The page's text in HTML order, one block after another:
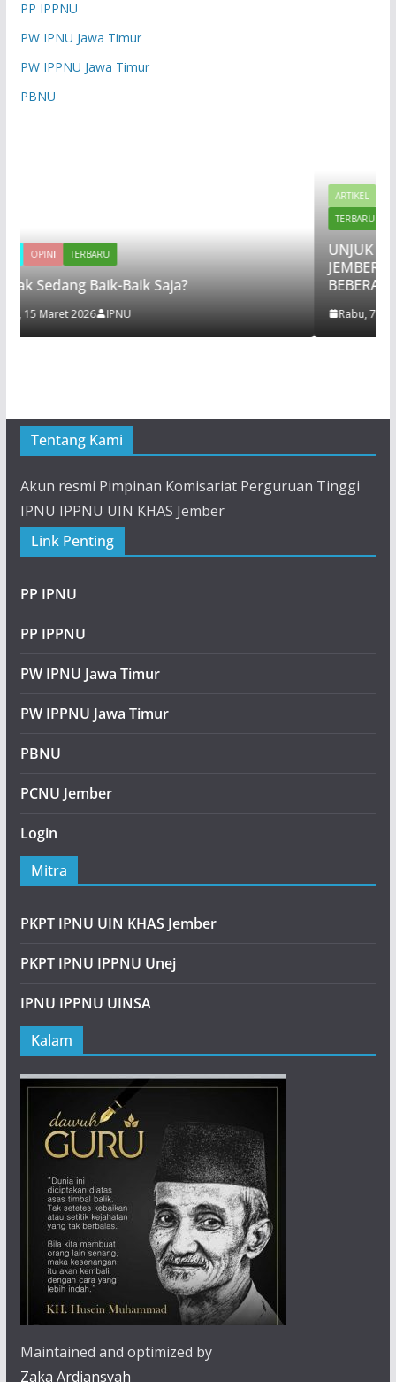
PP IPPNU
PW IPNU Jawa Timur
PW IPPNU Jawa Timur
PBNU
Saja?
NASIHAT
UNJUK GIGI, PKPT IPNU
JEMBER MENGADAKAN
BEBERAPA KALI
Rabu, 7 September 2022 IPPNU
Tentang Kami
Akun resmi Pimpinan Komisariat Perguruan Tinggi
IPNU IPPNU UIN KHAS Jember
Link Penting
PP IPNU
PP IPPNU
PW IPNU Jawa Timur
PW IPPNU Jawa Timur
PBNU
PCNU Jember
Login
Mitra
PKPT IPNU UIN KHAS Jember
PKPT IPNU IPPNU Unej
IPNU IPPNU UINSA
Kalam
Maintained and optimized by
Zaka Ardiansyah